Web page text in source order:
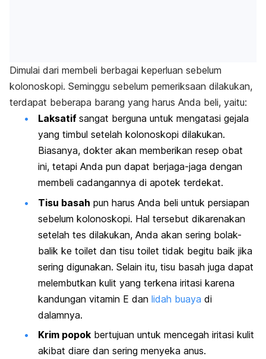
Dimulai dari membeli berbagai keperluan sebelum
kolonoskopi. Seminggu sebelum pemeriksaan dilakukan,
terdapat beberapa barang yang harus Anda beli, yaitu:
Laksatif sangat berguna untuk mengatasi gejala
yang timbul setelah kolonoskopi dilakukan.
Biasanya, dokter akan memberikan resep obat
ini, tetapi Anda pun dapat berjaga-jaga dengan
membeli cadangannya di apotek terdekat.
Tisu basah pun harus Anda beli untuk persiapan
sebelum kolonoskopi. Hal tersebut dikarenakan
setelah tes dilakukan, Anda akan sering bolak-
balik ke toilet dan tisu toilet tidak begitu baik jika
sering digunakan. Selain itu, tisu basah juga dapat
melembutkan kulit yang terkena iritasi karena
kandungan vitamin E dan lidah buaya di
dalamnya.
Krim popok bertujuan untuk mencegah iritasi kulit
akibat diare dan sering menyeka anus.